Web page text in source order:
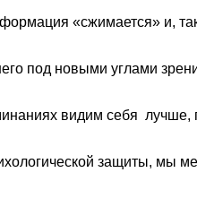
«сжимается» и,
под новыми углами
видим себя лучше,
защиты, мы